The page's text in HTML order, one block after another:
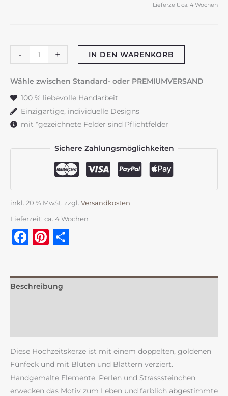
Lieferzeit: ca. 4 Wochen
-
Hochzeitskerze
"Symmetry
&
&
orange
+ IN DEN WARENKORB
Wähle zwischen Standard- oder PREMIUMVERSAND
100 % liebevolle Handarbeit
Einzigartige, individuelle Designs
mit *gezeichnete Felder sind Pflichtfelder
Sichere Zahlungsmöglichkeiten
inkl. 20 % MwSt. zzgl. Versandkosten
Lieferzeit: ca. 4 Wochen
Facebook
Pinterest
Beschreibung
Diese Hochzeitskerze ist mit einem doppelten, goldenen
Fünfeck und mit Blüten und Blättern verziert.
Handgemalte Elemente, Perlen und Strasssteinchen
erwecken das Motiv zum Leben und farblich abgestimmte